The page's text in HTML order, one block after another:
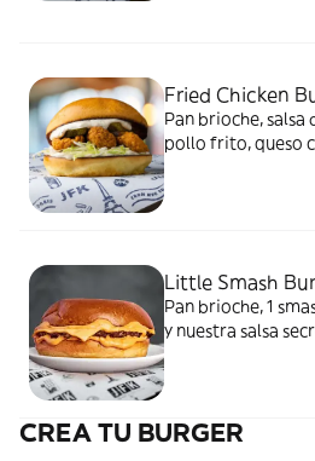
Fried Chicken
Pan brioche, salsa
pollo frito, queso
Little Smash
Pan brioche, 1
y nuestra salsa
CREA TU BURGER